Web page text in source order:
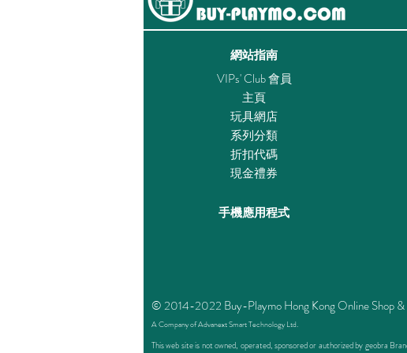
網站指南
VIPs' Club 會員
主頁
玩具網店
系列分類
折扣代碼
現金禮券
手機應用程式
© 2014-2022 Buy-Playmo Hong Kong Online Shop &
A Company of Advanext Smart Technology Ltd.
This web site is not owned, operated, sponsored or authorized by geobra